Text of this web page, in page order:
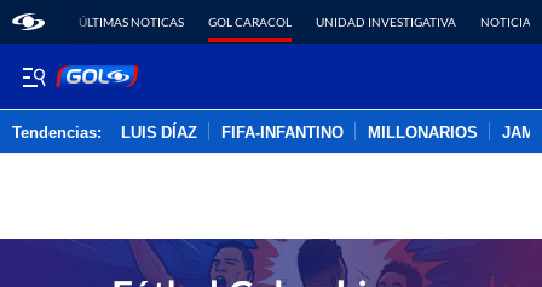
ÚLTIMAS NOTICAS GOL CARACOL UNIDAD INVESTIGATIVA NOTICIAS
Tendencias: LUIS DÍAZ FIFA-INFANTINO MILLONARIOS